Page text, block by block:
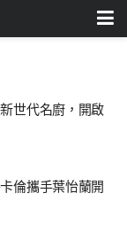
世代名廚，開啟
倫攜手葉怡蘭開